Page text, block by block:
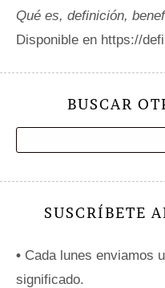
Qué es, definición,
Disponible en https://
BUSCAR
SUSCRÍBETE
• Cada lunes enviamos
significado.